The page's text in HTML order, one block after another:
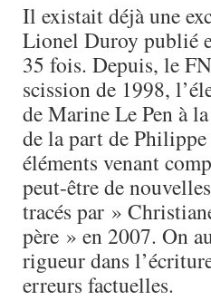
Il existait déjà une
Lionel Duroy publié
35 fois. Depuis, le
scission de 1998,
de Marine Le Pen à
de la part de
éléments venant
peut-être de
tracés par »
père » en 2007. On
rigueur dans
erreurs factuelles.